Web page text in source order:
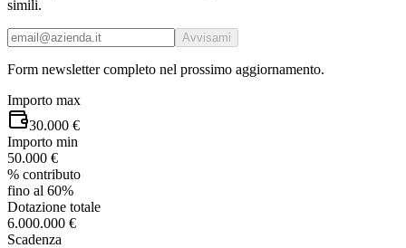
simili.
Avvisami
Form newsletter completo nel prossimo aggiornamento.
Importo max
30.000 €
Importo min
50.000 €
% contributo
fino al 60%
Dotazione totale
6.000.000 €
Scadenza